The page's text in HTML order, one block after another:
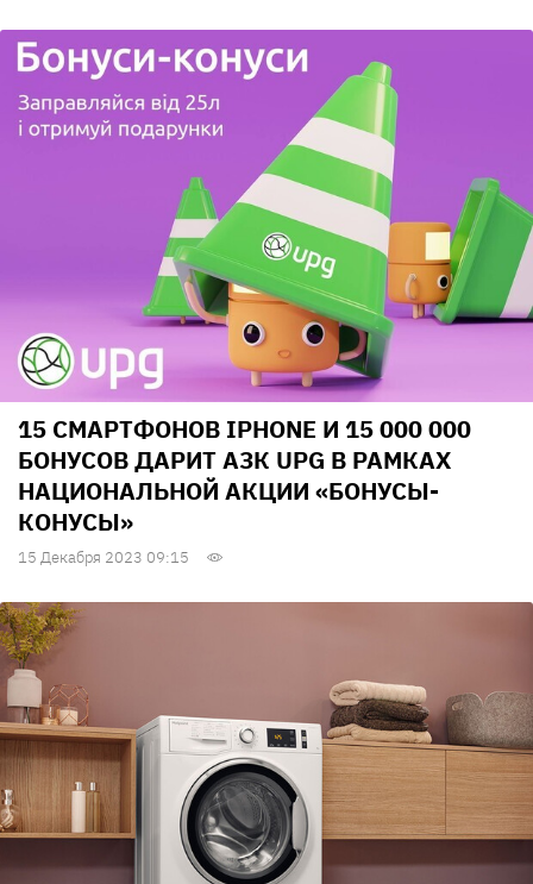
15 СМАРТФОНОВ IPHONE И 15 000 000
БОНУСОВ ДАРИТ АЗК UPG В РАМКАХ
НАЦИОНАЛЬНОЙ АКЦИИ «БОНУСЫ-
КОНУСЫ»
15 Декабря 2023 09:15